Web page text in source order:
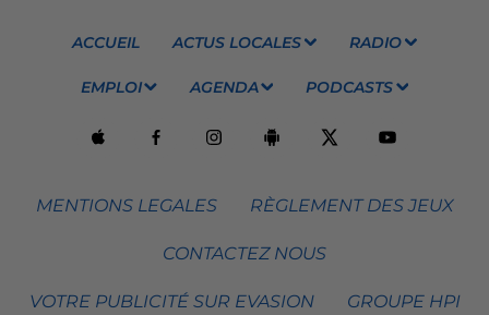
ACCUEIL ACTUS LOCALES RADIO
EMPLOI AGENDA PODCASTS
MENTIONS LEGALES RÈGLEMENT DES JEUX
CONTACTEZ NOUS
VOTRE PUBLICITÉ SUR EVASION GROUPE HPI